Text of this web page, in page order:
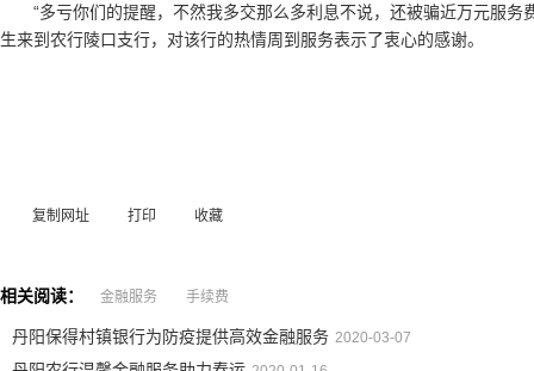
“多亏你们的提醒，不然我多交那么多利息不说，还被骗近万元服务
生来到农行陵口支行，对该行的热情周到服务表示了衷心的感谢。
复制网址 打印 收藏
相关阅读： 金融服务 手续费
丹阳保得村镇银行为防疫提供高效金融服务 2020-03-07